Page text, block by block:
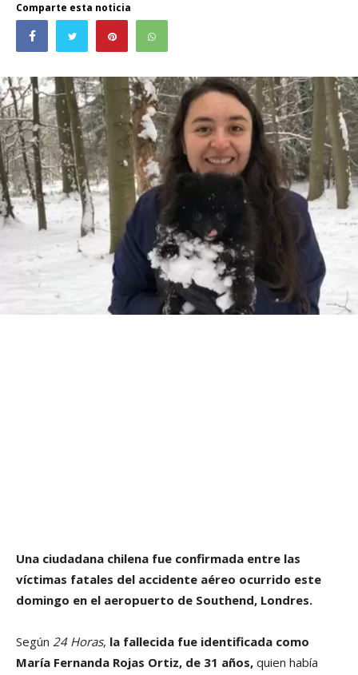
Comparte esta noticia
Una ciudadana chilena fue confirmada entre las
víctimas fatales del accidente aéreo ocurrido este
domingo en el aeropuerto de Southend, Londres.
Según 24 Horas, la fallecida fue identificada como
María Fernanda Rojas Ortiz, de 31 años, quien había